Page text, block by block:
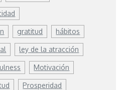
gratitud hábitos
ley de la atracción
Motivación
Prosperidad